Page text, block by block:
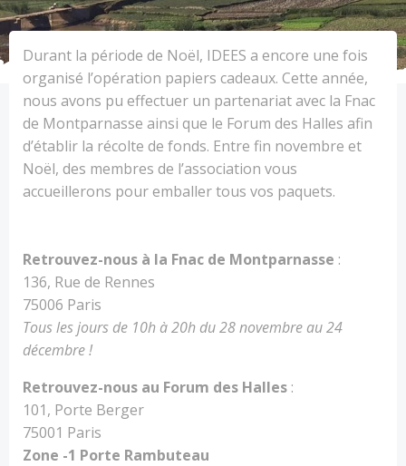
Durant la période de Noël, IDEES a encore une fois
organisé l’opération papiers cadeaux. Cette année,
nous avons pu effectuer un partenariat avec la Fnac
de Montparnasse ainsi que le Forum des Halles afin
d’établir la récolte de fonds. Entre fin novembre et
Noël, des membres de l’association vous
accueillerons pour emballer tous vos paquets.
Retrouvez-nous à la Fnac de Montparnasse :
136, Rue de Rennes
75006 Paris
Tous les jours de 10h à 20h du 28 novembre au 24
décembre !
Retrouvez-nous au Forum des Halles :
101, Porte Berger
75001 Paris
Zone -1 Porte Rambuteau